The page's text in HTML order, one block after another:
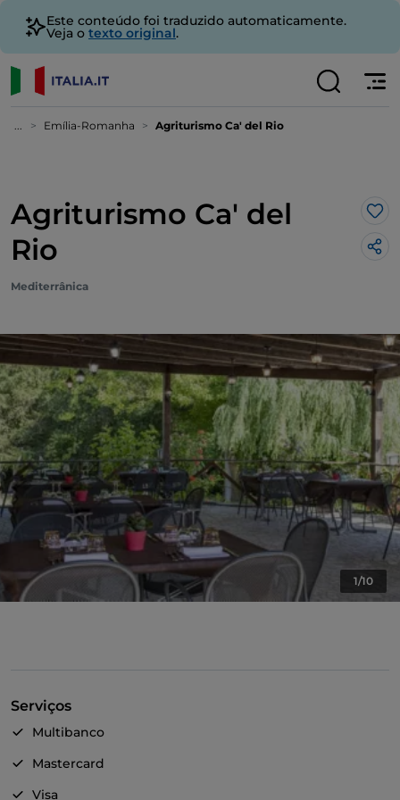
Este conteúdo foi traduzido automaticamente.
Veja o texto original.
... Emília-Romanha Agriturismo Ca' del Rio
Agriturismo Ca' del
Rio
Mediterrânica
1/10
Serviços
Multibanco
Mastercard
Visa